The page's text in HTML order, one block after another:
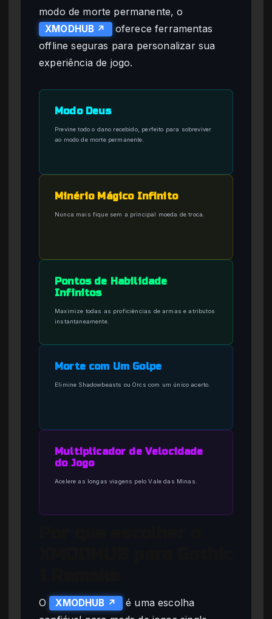
modo de morte permanente, o
XMODHUB ↗
oferece ferramentas
offline seguras para personalizar sua
experiência de jogo.
Modo Deus
Previne todo o dano recebido, perfeito para sobreviver
ao modo de morte permanente.
Minério Mágico Infinito
Nunca mais fique sem a principal moeda de troca.
Pontos de Habilidade
Infinitos
Maximize todas as proficiências de armas e atributos
instantaneamente.
Morte com Um Golpe
Elimine Shadowbeasts ou Orcs com um único acerto.
Multiplicador de Velocidade
do Jogo
Acelere as longas viagens pelo Vale das Minas.
O XMODHUB ↗
é uma escolha